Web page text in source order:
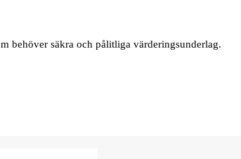
behöver säkra och pålitliga värderingsunderlag.